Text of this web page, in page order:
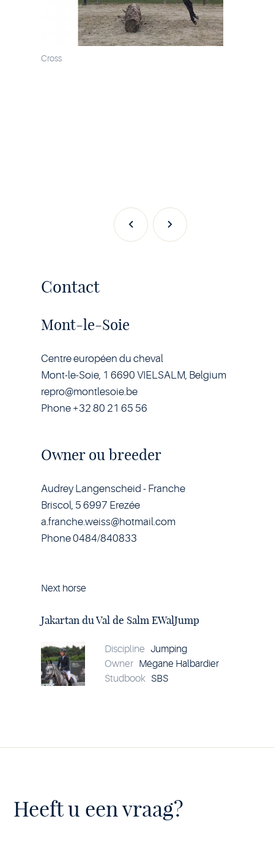
Cross
Previous Next
Contact
Mont-le-Soie
Centre européen du cheval
Mont-le-Soie, 1 6690 VIELSALM, Belgium
repro@montlesoie.be
Phone +32 80 21 65 56
Owner ou breeder
Audrey Langenscheid - Franche
Briscol, 5 6997 Erezée
a.franche.weiss@hotmail.com
Phone 0484/840833
Next horse
du
Val
Salm
EWalJump
details
Jakartan du Val de Salm EWalJump
Discipline Jumping
Owner Mégane Halbardier
Studbook SBS
Heeft u een vraag?